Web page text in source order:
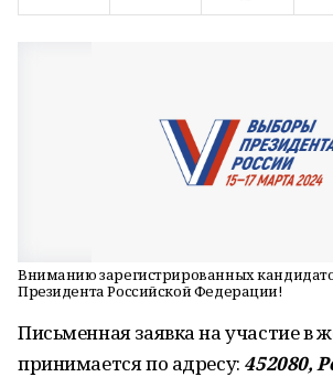
Вниманию зарегистрированных
Президента Российской Федерации!
Письменная заявка на участие в
принимается по адресу: 452080,